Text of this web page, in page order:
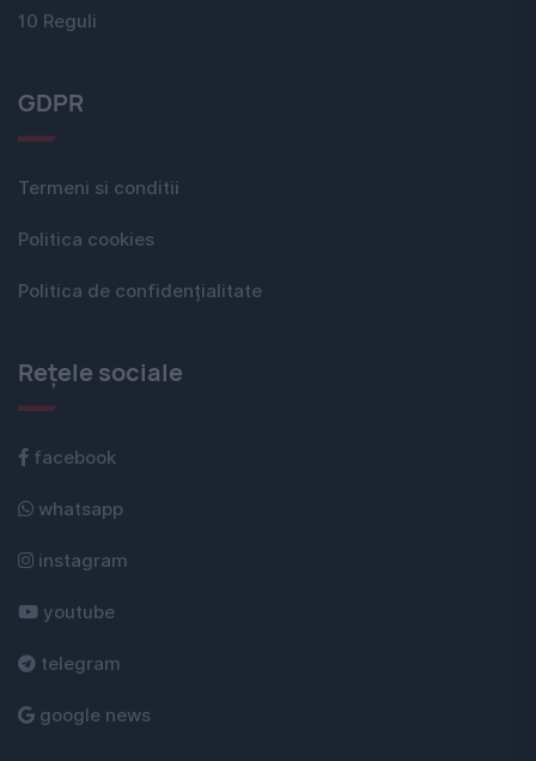
10 Reguli
GDPR
Termeni si conditii
Politica cookies
Politica de confidențialitate
Rețele sociale
facebook
whatsapp
instagram
youtube
telegram
google news